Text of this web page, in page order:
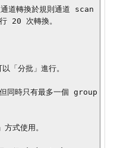
轉換於規則通道 scan
20 次轉換。